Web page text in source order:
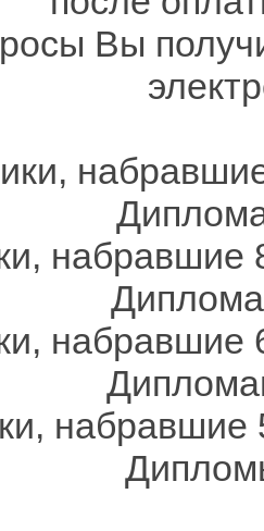
Вы
набравшие
набравшие